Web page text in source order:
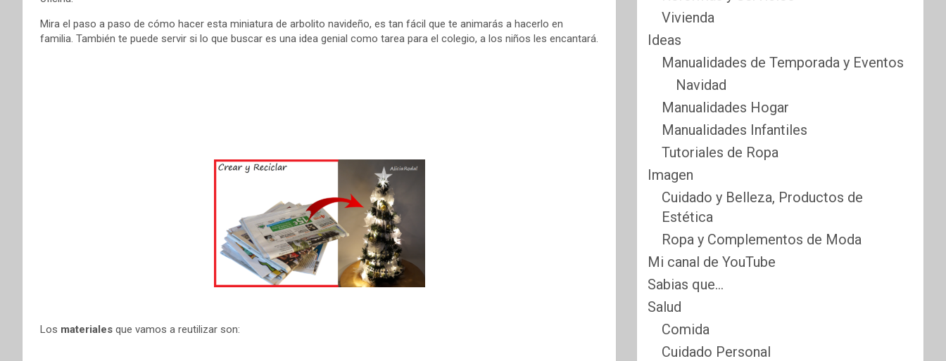
b e s l a
Mira el paso a paso de cómo hacer esta miniatura de arbolito navideño, es tan fácil que te animarás a hacerlo en
familia. También te puede servir si lo que buscar es una idea genial como tarea para el colegio, a los niños les encantará.
Los materiales que vamos a reutilizar son:
Vivienda
Ideas
Manualidades de Temporada y Eventos
Navidad
Manualidades Hogar
Manualidades Infantiles
Tutoriales de Ropa
Imagen
Cuidado y Belleza, Productos de
Estética
Ropa y Complementos de Moda
Mi canal de YouTube
Sabias que…
Salud
Comida
Cuidado Personal